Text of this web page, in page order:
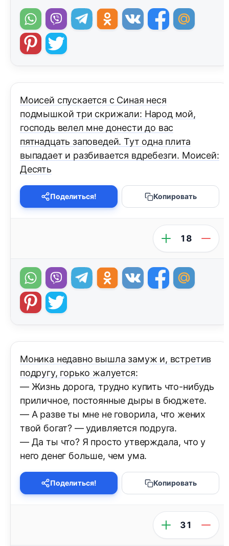
Моисей спускается с Синая неся
подмышкой три скрижали: Народ мой,
господь велел мне донести до вас
пятнадцать заповедей. Тут одна плита
выпадает и разбивается вдребезги. Моисей:
Десять
Поделиться! Копировать
18
Моника недавно вышла замуж и, встретив
подругу, горько жалуется:
— Жизнь дорога, трудно купить что-нибудь
приличное, постоянные дыры в бюджете.
— А разве ты мне не говорила, что жених
твой богат? — удивляется подруга.
— Да ты что? Я просто утверждала, что у
него денег больше, чем ума.
Поделиться! Копировать
31